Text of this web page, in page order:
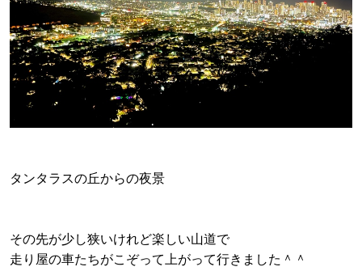
タンタラスの丘からの夜景
その先が少し狭いけれど楽しい山道で
走り屋の車たちがこぞって上がって行きました＾＾